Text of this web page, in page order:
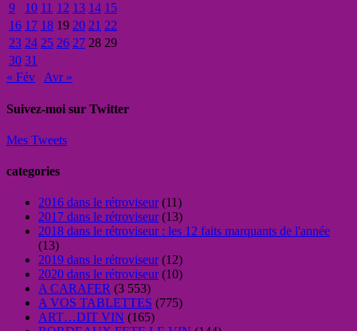
9
10 11 12 13 14 15
16 17 18 19 20 21 22
23 24 25 26 27 28 29
30 31
« Fév
Avr »
Suivez-moi sur Twitter
Mes Tweets
categories
2016 dans le rétroviseur(11)
2017 dans le rétroviseur(13)
2018 dans le rétroviseur : les 12 faits marquants de l'année
(13)
2019 dans le rétroviseur(12)
2020 dans le rétroviseur(10)
A CARAFER (3 553)
A VOS TABLETTES (775)
ART…DIT VIN (165)